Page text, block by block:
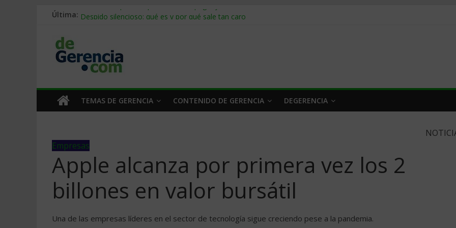
Última: Stablecoins para empresas: cómo pagar y cobrar en 2026
Trabajo forzoso en la cadena de suministro: qué hacer
Mercado hispano de EE. UU.: cómo segmentarlo y venderle
TEMAS DE GERENCIA CONTENIDO DE GERENCIA DEGERENCIA
Empresas
Apple alcanza por primera vez los 2
billones en valor bursátil
Una de las empresas líderes en el sector de tecnología sigue creciendo pese a la pandemia.